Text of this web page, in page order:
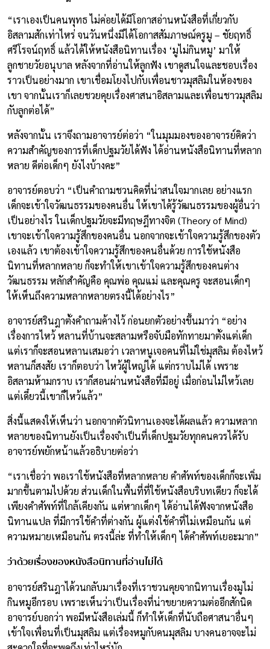
“เราเองเป็นคนพุทธ ไม่ค่อยได้มีโอกาสอ่านหนังสือที่เกี่ยวกับ
อิสลามสักเท่าไหร่ จนวันหนึ่งมีได้โอกาสสัมภาษณ์ครูมู – ชัยฤทธิ์
ศรีโรจน์ฤทธิ์ แล้วได้ให้หนังสือนิทานเรื่อง ‘มูไม่กินหมู’ มาให้
ลูกชายวัยอนุบาล หลังจากที่อ่านให้ลูกฟัง เขาดูสนใจและชอบเรื่อง
ราวเป็นอย่างมาก เขาเชื่อมโยงไปกับเพื่อนชาวมุสลิมในห้องของ
เขา จากนั้นเราก็เลยชวยคุยเรื่องศาสนาอิสลามและเพื่อนชาวมุสลิม
กับลูกต่อได้”
หลังจากนั้น เราจึงถามอาจารย์ต่อว่า “ในมุมมองของอาจารย์คิดว่า
ความสำคัญของการที่เด็กปฐมวัยได้ฟัง ได้อ่านหนังสือนิทานที่หลาก
หลาย ดีต่อเด็กๆ ยังไงบ้างคะ”
อาจารย์ตอบว่า “เป็นคำถามชวนคิดที่น่าสนใจมากเลย อย่างแรก
เด็กจะเข้าใจวัฒนธรรมของคนอื่น ให้เขาได้รู้วัฒนธรรมของผู้อื่นว่า
เป็นอย่างไร ในเด็กปฐมวัยจะมีทฤษฎีทางจิต (Theory of Mind)
เขาจะเข้าใจความรู้สึกของคนอื่น นอกจากจะเข้าใจความรู้สึกของตัว
เองแล้ว เขาต้องเข้าใจความรู้สึกของคนอื่นด้วย การใช้หนังสือ
นิทานที่หลากหลาย ก็จะทำให้เขาเข้าใจความรู้สึกของคนต่าง
วัฒนธรรม หลักสำคัญคือ คุณพ่อ คุณแม่ และคุณครู จะสอนเด็กๆ
ให้เห็นถึงความหลากหลายตรงนี้ได้อย่างไร”
อาจารย์สรินฎาตั้งคำถามค้างไว้ ก่อนยกตัวอย่างขึ้นมาว่า “อย่าง
เรื่องการไหว้ หลานที่บ้านจะสลามหรือจับมือทักทายมาตั้งแต่เด็ก
แต่เราก็จะสอนหลานเสมอว่า เวลาหนูเจอคนที่ไม่ใช่มุสลิม ต้องไหว้
หลานก็สงสัย เราก็ตอบว่า ไหว้ผู้ใหญ่ได้ แต่กราบไม่ได้ เพราะ
อิสลามห้ามกราบ เราก็สอนผ่านหนังสือที่มีอยู่ เมื่อก่อนไม่ไหว้เลย
แต่เดี๋ยวนี้เขาก็ไหว้แล้ว”
สิ่งนี้แสดงให้เห็นว่า นอกจากตัวนิทานเองจะได้ผลแล้ว ความหลาก
หลายของนิทานยังเป็นเรื่องจำเป็นที่เด็กปฐมวัยทุกคนควรได้รับ
อาจารย์พยักหน้าแล้วอธิบายต่อว่า
“เราเชื่อว่า พอเราใช้หนังสือที่หลากหลาย คำศัพท์ของเด็กก็จะเพิ่ม
มากขึ้นตามไปด้วย ส่วนเด็กในพื้นที่ที่ใช้หนังสือบริบทเดียว ก็จะได้
เพียงคำศัพท์ที่ใกล้เคียงกัน แต่หากเด็กๆ ได้อ่านได้ฟังจากหนังสือ
นิทานแปล ที่มีการใช้คำที่ต่างกัน ผู้แต่งใช้คำที่ไม่เหมือนกัน แต่
ความหมายเหมือนกัน ตรงนี้ล่ะ ที่ทำให้เด็กๆ ได้คำศัพท์เยอะมาก”
ว่าด้วยเรื่องของหนังสือนิทานที่อ่านไม่ได้
อาจารย์สรินฎาได้วนกลับมาเรื่องที่เราชวนคุยจากนิทานเรื่องมูไม่
กินหมูอีกรอบ เพราะเห็นว่าเป็นเรื่องที่น่าขยายความต่ออีกสักนิด
อาจารย์บอกว่า พอมีหนังสือเล่มนี้ ก็ทำให้เด็กที่นับถือศาสนาอื่นๆ
เข้าใจเพื่อนที่เป็นมุสลิม แต่เรื่องหมูกับคนมุสลิม บางคนอาจจะไม่